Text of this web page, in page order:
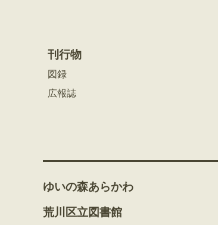
刊行物
図録
広報誌
ゆいの森あらかわ
荒川区立図書館